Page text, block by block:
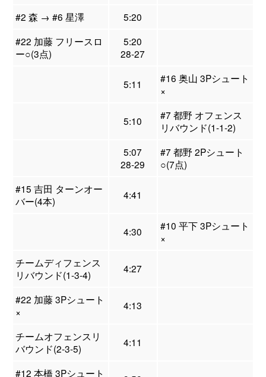
#2 森 → #6 星澤
5:20
#22 加藤 フリースロ
ー○(3点)
5:20
28-27
5:11
#16 奥山 3Pシュート
×
5:10
#7 都野 オフェンス
リバウンド(1-1-2)
5:07
28-29
#7 都野 2Pシュート
○(7点)
#15 吉田 ターンオー
バー(4本)
4:41
4:30
#10 平下 3Pシュート
×
チームディフェンス
リバウンド(1-3-4)
4:27
#22 加藤 3Pシュート
×
4:13
チームオフェンスリ
バウンド(2-3-5)
4:11
#12 本橋 3Pシュート